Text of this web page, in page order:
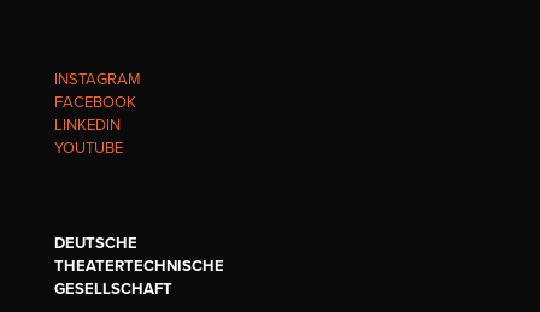
INSTAGRAM
FACEBOOK
LINKEDIN
YOUTUBE
DEUTSCHE
THEATERTECHNISCHE
GESELLSCHAFT